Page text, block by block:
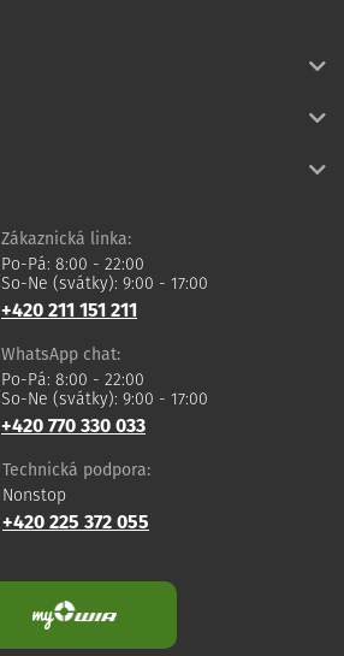
Zákaznická linka:
Po-Pá: 8:00 - 22:00
So-Ne (svátky): 9:00 - 17:00
+420 211 151 211
WhatsApp chat:
Po-Pá: 8:00 - 22:00
So-Ne (svátky): 9:00 - 17:00
+420 770 330 033
Technická podpora:
Nonstop
+420 225 372 055